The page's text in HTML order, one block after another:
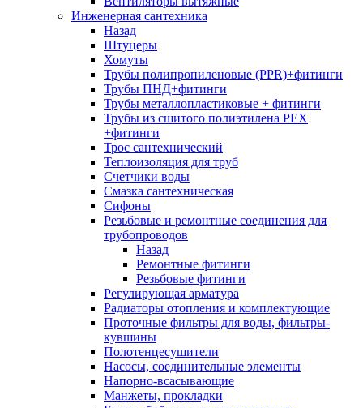
Инженерная сантехника
Назад
Штуцеры
Хомуты
Трубы полипропиленовые (PPR)+фитинги
Трубы ПНД+фитинги
Трубы металлопластиковые + фитинги
Трубы из сшитого полиэтилена PEX
+фитинги
Трос сантехнический
Теплоизоляция для труб
Счетчики воды
Смазка сантехническая
Сифоны
Резьбовые и ремонтные соединения для
трубопроводов
Назад
Ремонтные фитинги
Резьбовые фитинги
Регулирующая арматура
Радиаторы отопления и комплектующие
Проточные фильтры для воды, фильтры-
кувшины
Полотенцесушители
Насосы, соединительные элементы
Напорно-всасывающие
Манжеты, прокладки